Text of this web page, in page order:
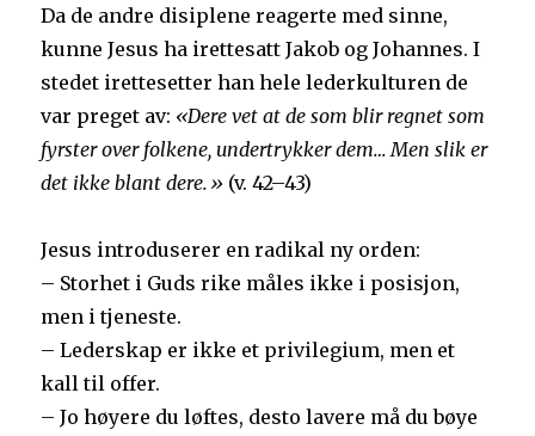
Da de andre disiplene reagerte med sinne,
kunne Jesus ha irettesatt Jakob og Johannes. I
stedet irettesetter han hele lederkulturen de
var preget av: «Dere vet at de som blir regnet som
fyrster over folkene, undertrykker dem… Men slik er
det ikke blant dere.» (v. 42–43)
Jesus introduserer en radikal ny orden:
– Storhet i Guds rike måles ikke i posisjon,
men i tjeneste.
– Lederskap er ikke et privilegium, men et
kall til offer.
– Jo høyere du løftes, desto lavere må du bøye